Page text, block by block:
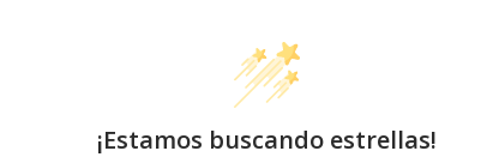
¡Estamos buscando estrellas!